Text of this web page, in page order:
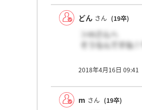
どん さん (19卒)
＞mさんへ
そうなんですね
2018年4月16日 09:41
m さん (19卒)